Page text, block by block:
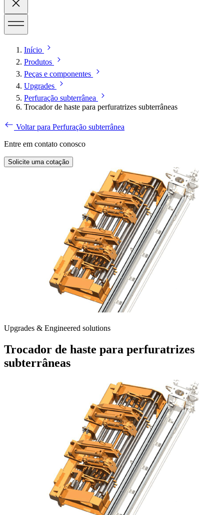
Início
Produtos
Peças e componentes
Upgrades
Perfuração subterrânea
Trocador de haste para perfuratrizes subterrâneas
Voltar para Perfuração subterrânea
Entre em contato conosco
Solicite uma cotação
Upgrades & Engineered solutions
Trocador de haste para perfuratrizes
subterrâneas